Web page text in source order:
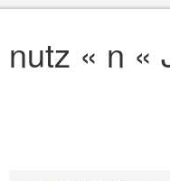
nutz « n «